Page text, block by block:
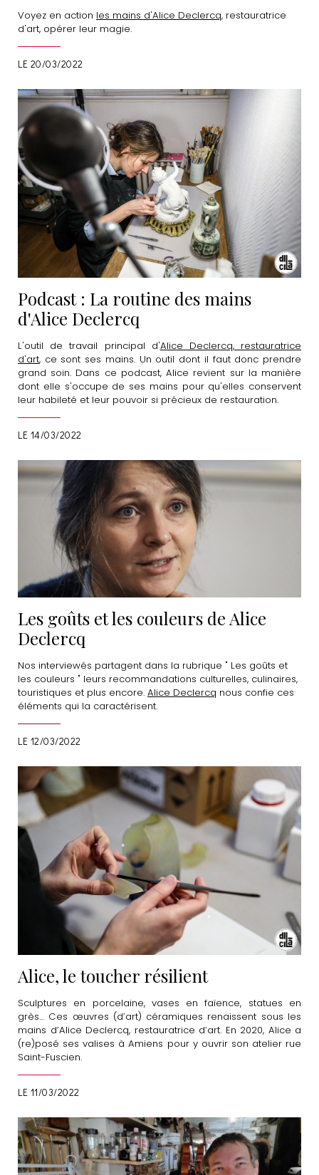
LE 20/03/2022
Voyez en action les mains d'Alice Declercq, restauratrice
d'art, opérer leur magie.
Podcast : La routine des mains
d'Alice Declercq
LE 14/03/2022
L'outil de travail principal d'Alice Declercq, restauratrice
d'art, ce sont ses mains. Un outil dont il faut donc prendre
grand soin. Dans ce podcast, Alice revient sur la manière
dont elle s'occupe de ses mains pour qu'elles conservent
leur habileté et leur pouvoir si précieux de restauration.
Les goûts et les couleurs de Alice
Declercq
LE 12/03/2022
Nos interviewés partagent dans la rubrique " Les goûts et
les couleurs " leurs recommandations culturelles, culinaires,
touristiques et plus encore. Alice Declercq nous confie ces
éléments qui la caractérisent.
Alice, le toucher résilient
LE 11/03/2022
Sculptures en porcelaine, vases en faïence, statues en
grès… Ces œuvres (d’art) céramiques renaissent sous les
mains d’Alice Declercq, restauratrice d’art. En 2020, Alice a
(re)posé ses valises à Amiens pour y ouvrir son atelier rue
Saint-Fuscien.